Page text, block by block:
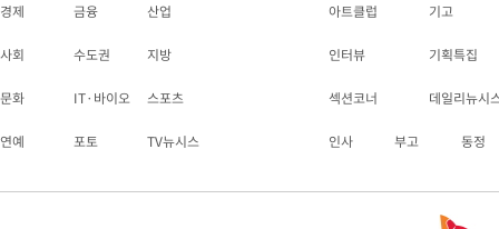
경제 금융 산업
사회 수도권 지방
문화 IT·바이오 스포츠
연예 포토 TV뉴시스
아트클럽 기고
인터뷰 기획특집
섹션코너 데일리뉴시
인사 부고 동정